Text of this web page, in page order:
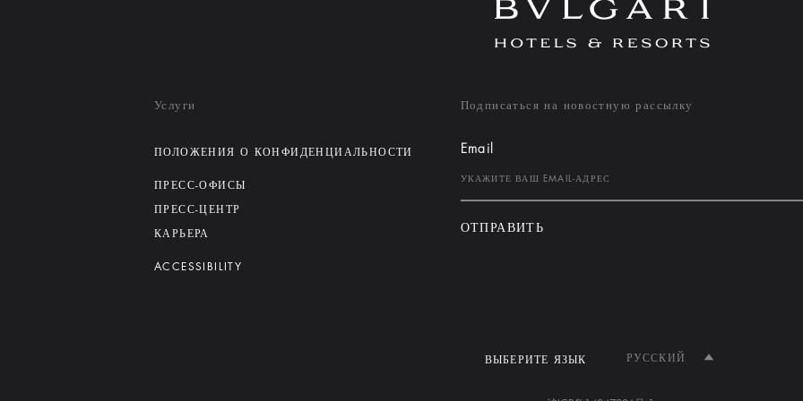
Услуги
ПОЛОЖЕНИЯ О КОНФИДЕНЦИАЛЬНОСТИ
ПРЕСС-ОФИСЫ
ПРЕСС-ЦЕНТР
КАРЬЕРА
ACCESSIBILITY
Подписаться на новостную рассылку
Email
ОТПРАВИТЬ
ВЫБЕРИТЕ ЯЗЫК РУССКИЙ